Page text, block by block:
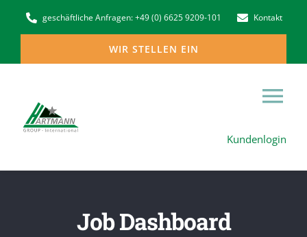
Inhalt
geschäftliche Anfragen: +49 (0) 6625 9209-101 Kontakt
WIR STELLEN EIN
Kundenlogin
Job Dashboard